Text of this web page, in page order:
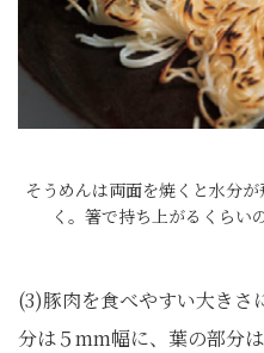
そうめんは両面を焼くと水分
く。箸で持ち上がるくらい
(3)豚肉を食べやすい大きさ
分は５mm幅に、葉の部分